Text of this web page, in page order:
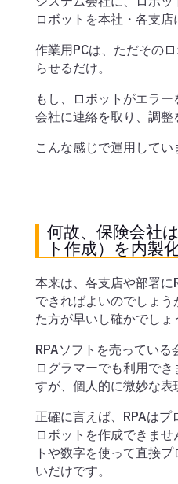
ロボットを本社・各支店
作業用PCは、ただその
らせるだけ。
もし、ロボットがエラ
会社に連絡を取り、調整
こんな感じで運用してい
何故、保険会社
ト作成）を内製
本来は、各支店や部署に
できればよいのでしょ
た方が早いし確かでしょ
RPAソフトを売っている
ログラマーでも利用で
すが、個人的に微妙な表
正確に言えば、RPAはプ
ロボットを作成できま
トや数字を使って直接
いだけです。